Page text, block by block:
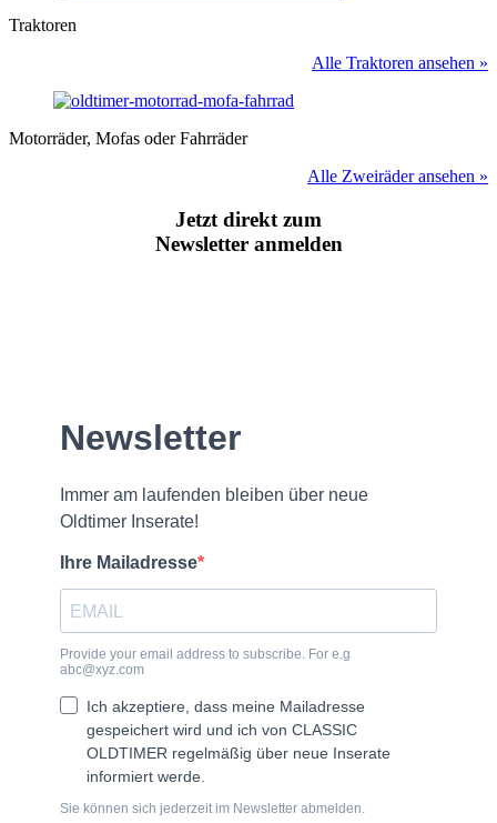
Traktoren
Alle Traktoren ansehen »
Motorräder, Mofas oder Fahrräder
Alle Zweiräder ansehen »
Jetzt direkt zum
Newsletter anmelden